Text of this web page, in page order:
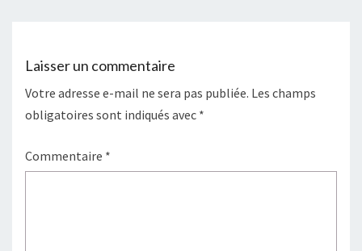
Laisser un commentaire
Votre adresse e-mail ne sera pas publiée. Les champs
obligatoires sont indiqués avec *
Commentaire *